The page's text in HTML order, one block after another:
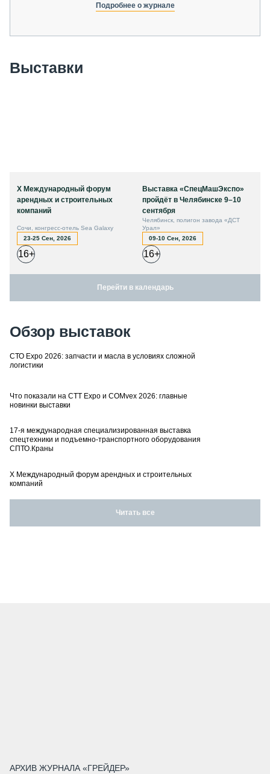
Подробнее о журнале
Выставки
X Международный форум
арендных и строительных
компаний
Сочи, конгресс-отель Sea Galaxy
23-25 Сен, 2026
16+
Выставка «СпецМашЭкспо»
пройдёт в Челябинске 9–10
сентября
Челябинск, полигон завода «ДСТ
Урал»
09-10 Сен, 2026
16+
Перейти в календарь
Обзор выставок
СТО Expo 2026: запчасти и масла в условиях сложной
логистики
Что показали на CTT Expo и COMvex 2026: главные
новинки выставки
17-я международная специализированная выставка
спецтехники и подъемно-транспортного оборудования
СПТО.Краны
X Международный форум арендных и строительных
компаний
Читать все
АРХИВ ЖУРНАЛА «ГРЕЙДЕР»